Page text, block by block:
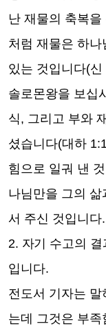
난 재물의 축복
처럼 재물은 하
있는 것입니다(신
솔로몬왕을 보십
식, 그리고 부와
셨습니다(대하
힘으로 일궈 낸
나님만을 그의 삶
서 주신 것입니다.
2. 자기 수고의
입니다.
전도서 기자는 말
는데 그것은 부